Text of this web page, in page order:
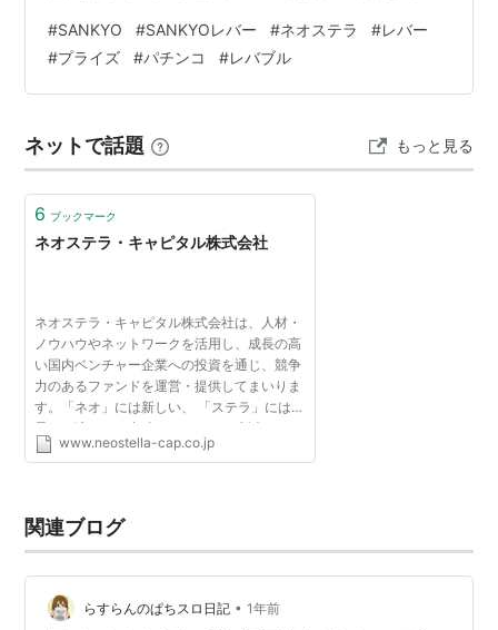
した！！ 結構小さい！ そんでもってやっぱり取りに行く
ゲーセンはちゃんと見た方がいい これはパチンコも一緒
だよ 基本的にこのくらいのサイズのプライズは、 どの種
天井金額まで投資しないと途中でアームの力が抜けるあ
れね 最近のこの手…
#SANKYO #SANKYOレバー #ネオステラ #レバー
#プライズ #パチンコ #レバブル
ネットで話題 もっと見る
6 ブックマーク
ネオステラ・キャピタル株式会社
ネオステラ・キャピタル株式会社は、人材・
ノウハウやネットワークを活用し、成長の高
い国内ベンチャー企業への投資を通じ、競争
力のあるファンドを運営・提供してまいりま
す。「ネオ」には新しい、 「ステラ」には
星・一流という意味があります。 新光インベ
ストメントとキュービック・ベンチャーキャ
www.neostella-cap.co.jp
関連ブログ
らすらんのぱちスロ日記 • 1年前